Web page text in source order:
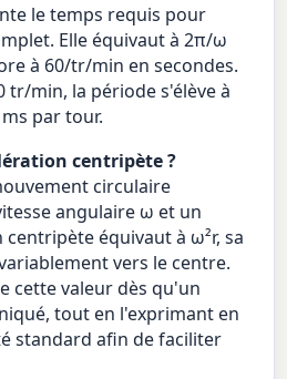
le temps requis pour
Elle équivaut à 2π/ω
à 60/tr/min en secondes.
tr/min, la période s'élève à
ms par tour.
centripète ?
circulaire
angulaire ω et un
équivaut à ω²r, sa
vers le centre.
cette valeur dès qu'un
tout en l'exprimant en
standard afin de faciliter